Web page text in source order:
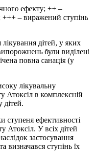
ефекту; ++ –
+++ – виражений ступінь
дітей, у яких
були виділені
повна санація (у
лікувальну
Атоксіл в комплексній
дітей.
ступеня ефективності
Атоксіл. У всіх дітей
застосування
визначався ступінь їх